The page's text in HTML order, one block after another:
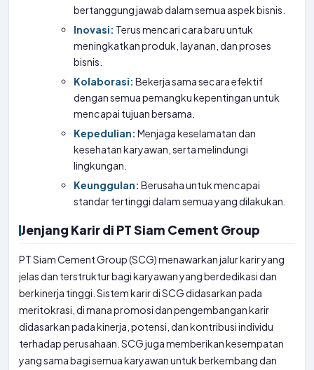
bertanggung jawab dalam semua aspek bisnis.
Inovasi: Terus mencari cara baru untuk
meningkatkan produk, layanan, dan proses
bisnis.
Kolaborasi: Bekerja sama secara efektif
dengan semua pemangku kepentingan untuk
mencapai tujuan bersama.
Kepedulian: Menjaga keselamatan dan
kesehatan karyawan, serta melindungi
lingkungan.
Keunggulan: Berusaha untuk mencapai
standar tertinggi dalam semua yang dilakukan.
Jenjang Karir di PT Siam Cement Group
PT Siam Cement Group (SCG) menawarkan jalur karir yang
jelas dan terstruktur bagi karyawan yang berdedikasi dan
berkinerja tinggi. Sistem karir di SCG didasarkan pada
meritokrasi, di mana promosi dan pengembangan karir
didasarkan pada kinerja, potensi, dan kontribusi individu
terhadap perusahaan. SCG juga memberikan kesempatan
yang sama bagi semua karyawan untuk berkembang dan